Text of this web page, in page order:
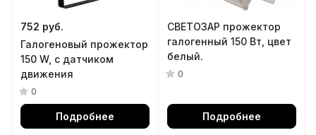
752 руб.
Галогеновый прожектор
150 W, с датчиком
движения
0
Подробнее
СВЕТОЗАР прожектор
галогенный 150 Вт, цвет
белый.
0
Подробнее